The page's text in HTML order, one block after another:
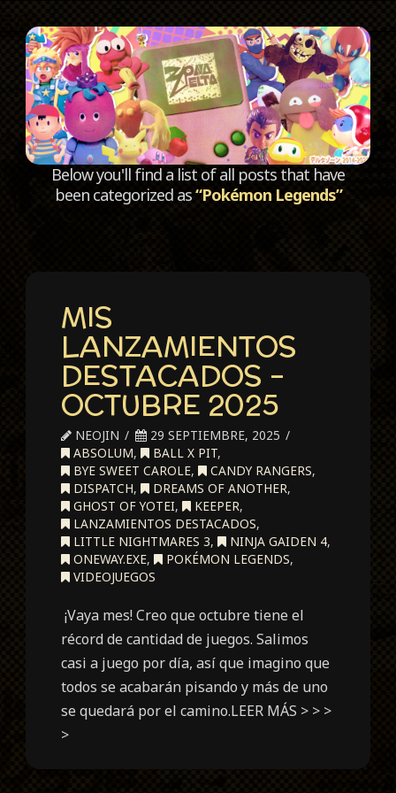
Below you'll find a list of all posts that have
been categorized as“Pokémon Legends”
MIS
LANZAMIENTOS
DESTACADOS –
OCTUBRE 2025
NEOJIN
29 SEPTIEMBRE, 2025
ABSOLUM, BALL X PIT,
BYE SWEET CAROLE, CANDY RANGERS,
DISPATCH, DREAMS OF ANOTHER,
GHOST OF YOTEI, KEEPER,
LANZAMIENTOS DESTACADOS,
LITTLE NIGHTMARES 3, NINJA GAIDEN 4,
ONEWAY.EXE, POKÉMON LEGENDS,
VIDEOJUEGOS
¡Vaya mes! Creo que octubre tiene el
récord de cantidad de juegos. Salimos
casi a juego por día, así que imagino que
todos se acabarán pisando y más de uno
se quedará por el camino.LEER MÁS > > >
>